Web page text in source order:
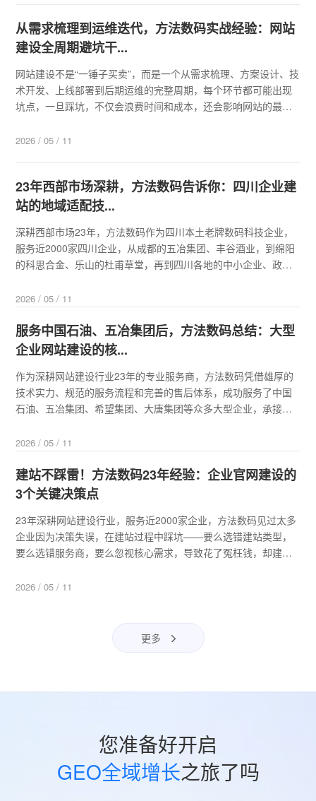
从需求梳理到运维迭代，方法数码实战经验：网站
建设全周期避坑干...
网站建设不是“一锤子买卖”，而是一个从需求梳理、方案设计、技
术开发、上线部署到后期运维的完整周期，每个环节都可能出现
坑点，一旦踩坑，不仅会浪费时间和成本，还会影响网站的最终
家企业，经历过各种建站场景，总结了网站建设全周期的避坑干
2026 / 05 / 11
23年西部市场深耕，方法数码告诉你：四川企业建
站的地域适配技...
深耕西部市场23年，方法数码作为四川本土老牌数码科技企业，
服务近2000家四川企业，从成都的五冶集团、丰谷酒业，到绵阳
的科思合金、乐山的杜甫草堂，再到四川各地的中小企业、政务
求。结合23年实战经验，我们总结了四川企业建站的5个地域适配
2026 / 05 / 11
服务中国石油、五冶集团后，方法数码总结：大型
企业网站建设的核...
作为深耕网站建设行业23年的专业服务商，方法数码凭借雄厚的
技术实力、规范的服务流程和完善的售后体系，成功服务了中国
石油、五冶集团、希望集团、大唐集团等众多大型企业，承接了
结合这些高端案例的实战经验，我们总结了大型企业网站建设的5
2026 / 05 / 11
建站不踩雷！方法数码23年经验：企业官网建设的
3个关键决策点
23年深耕网站建设行业，服务近2000家企业，方法数码见过太多
企业因为决策失误，在建站过程中踩坑——要么选错建站类型，
要么选错服务商，要么忽视核心需求，导致花了冤枉钱，却建不
个关键决策点，每一个决策点都关系到网站的最终效果和价值，
2026 / 05 / 11
更多
您准备好开启
GEO全域增长之旅了吗